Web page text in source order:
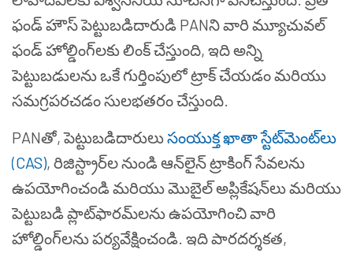
ఫండ్ హౌస్ పెట్టుబడిదారుడి PANని వారి మ్యూచువల్
ఫండ్ హోల్డింగ్‌లకు లింక్ చేస్తుంది, ఇది అన్ని
పెట్టుబడులను ఒకే గుర్తింపులో ట్రాక్ చేయడం మరియు
సమగ్రపరచడం సులభతరం చేస్తుంది.
PANతో, పెట్టుబడిదారులుసంయుక్త ఖాతా స్టేట్‌మెంట్‌లు
(CAS), రిజిస్ట్రార్‌ల నుండి ఆన్‌లైన్ ట్రాకింగ్ సేవలను
ఉపయోగించండి మరియు మొబైల్ అప్లికేషన్‌లు మరియు
పెట్టుబడి ప్లాట్‌ఫారమ్‌లను ఉపయోగించి వారి
హోల్డింగ్‌లను పర్యవేక్షించండి. ఇది పారదర్శకత,